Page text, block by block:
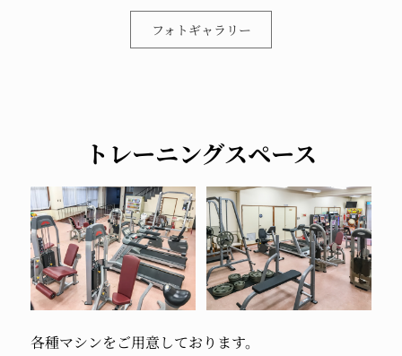
フォトギャラリー
トレーニングスペース
各種マシンをご用意しております。